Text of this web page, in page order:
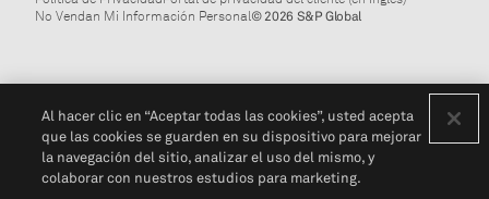
No Vendan Mi Información Personal© 2026 S&P Global
Al hacer clic en “Aceptar todas las cookies”, usted acepta
que las cookies se guarden en su dispositivo para mejorar
la navegación del sitio, analizar el uso del mismo, y
colaborar con nuestros estudios para marketing.